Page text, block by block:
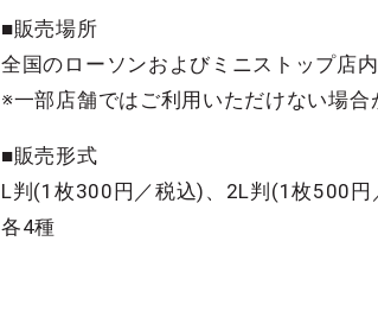
■販売場所
全国のローソンおよびミニストップ店
※一部店舗ではご利用いただけない場合
■販売形式
L判(1枚300円／税込)、2L判(1枚500円
各4種